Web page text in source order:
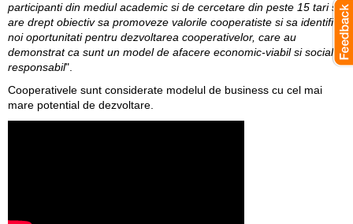
participanti din mediul academic si de cercetare din peste 15 tari si
are drept obiectiv sa promoveze valorile cooperatiste si sa identifice
noi oportunitati pentru dezvoltarea cooperativelor, care au
demonstrat ca sunt un model de afacere economic-viabil si social-
responsabil".
Cooperativele sunt considerate modelul de business cu cel mai
mare potential de dezvoltare.